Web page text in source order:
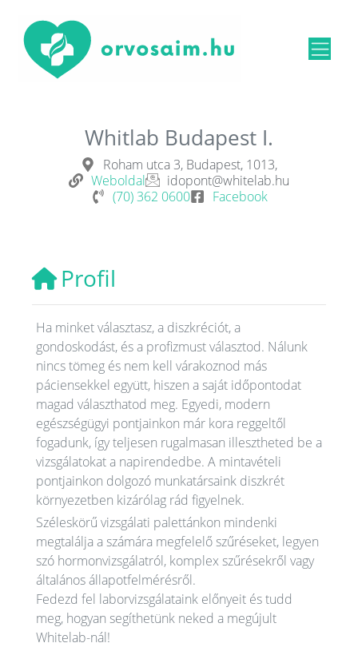
Whitlab Budapest I.
Roham utca 3, Budapest, 1013,
Weboldal
idopont@whitelab.hu
(70) 362 0600
Facebook
Profil
Ha minket választasz, a diszkréciót, a
gondoskodást, és a profizmust választod. Nálunk
nincs tömeg és nem kell várakoznod más
páciensekkel együtt, hiszen a saját időpontodat
magad választhatod meg. Egyedi, modern
egészségügyi pontjainkon már kora reggeltől
fogadunk, így teljesen rugalmasan illesztheted be a
vizsgálatokat a napirendedbe. A mintavételi
pontjainkon dolgozó munkatársaink diszkrét
környezetben kizárólag rád figyelnek.
Széleskörű vizsgálati palettánkon mindenki
megtalálja a számára megfelelő szűréseket, legyen
szó hormonvizsgálatról, komplex szűrésekről vagy
általános állapotfelmérésről.
Fedezd fel laborvizsgálataink előnyeit és tudd
meg, hogyan segíthetünk neked a megújult
Whitelab-nál!